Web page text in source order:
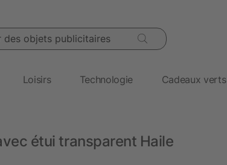
publicitaires
Loisirs Technologie Cadeaux verts
étui transparent Haile